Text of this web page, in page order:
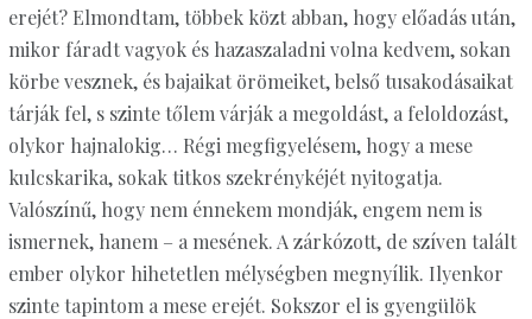
erejét? Elmondtam, többek közt abban, hogy előadás után,
mikor fáradt vagyok és hazaszaladni volna kedvem, sokan
körbe vesznek, és bajaikat örömeiket, belső tusakodásaikat
tárják fel, s szinte tőlem várják a megoldást, a feloldozást,
olykor hajnalokig… Régi megfigyelésem, hogy a mese
kulcskarika, sokak titkos szekrénykéjét nyitogatja.
Valószínű, hogy nem énnekem mondják, engem nem is
ismernek, hanem – a mesének. A zárkózott, de szíven talált
ember olykor hihetetlen mélységben megnyílik. Ilyenkor
szinte tapintom a mese erejét. Sokszor el is gyengülök